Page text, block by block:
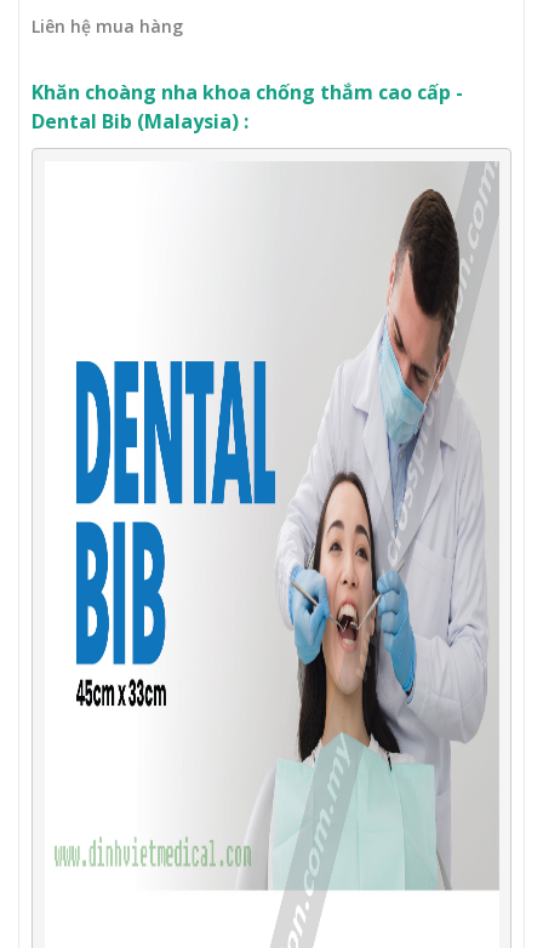
Liên hệ mua hàng
Khăn choàng nha khoa chống thắm cao cấp -
Dental Bib (Malaysia) :